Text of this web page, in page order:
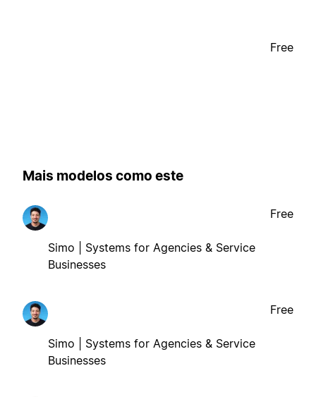
Free
Mais modelos como este
Simo | Systems for Agencies & Service
Businesses
Free
Simo | Systems for Agencies & Service
Businesses
Free